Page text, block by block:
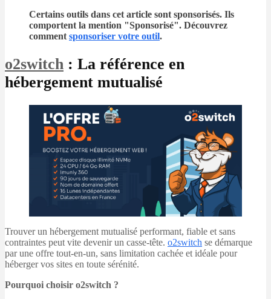
Certains outils dans cet article sont sponsorisés. Ils
comportent la mention "Sponsorisé". Découvrez
comment sponsoriser votre outil.
o2switch : La référence en
hébergement mutualisé
Trouver un hébergement mutualisé performant, fiable et sans
contraintes peut vite devenir un casse-tête. o2switch se démarque
par une offre tout-en-un, sans limitation cachée et idéale pour
héberger vos sites en toute sérénité.
Pourquoi choisir o2switch ?